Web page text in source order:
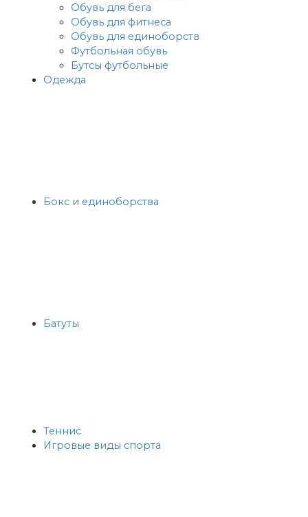
Обувь для бега
Обувь для фитнеса
Обувь для единоборств
Футбольная обувь
Бутсы футбольные
Одежда
Бокс и единоборства
Батуты
Теннис
Игровые виды спорта